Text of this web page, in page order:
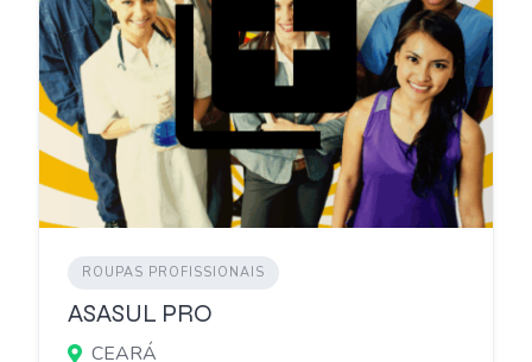
ROUPAS PROFISSIONAIS
ASASUL PRO
CEARÁ